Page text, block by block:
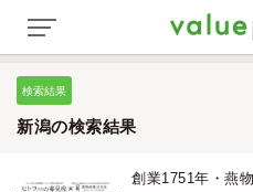
検索結果
新潟の検索結果
創業1751年・燕